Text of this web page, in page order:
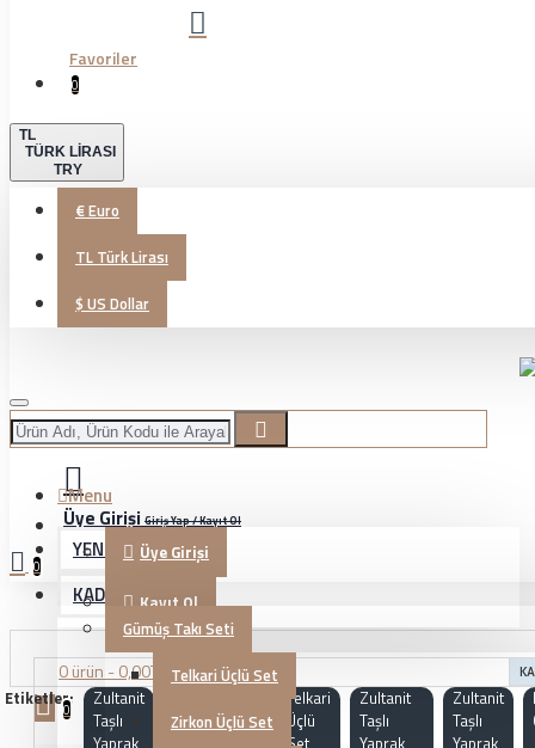
Favoriler
0
TL
TÜRK LIRASI
TRY
€Euro
TL Türk Lirası
$ US Dollar
Üye Girişi Giriş Yap / Kayıt Ol
Üye Girişi
Kayıt Ol
0 ürün - 0,00TL
0
Menu
YENİ GELENLER
KADIN TAKI
Gümüş Takı Seti
Telkari Üçlü Set
Zirkon Üçlü Set
0
Etiketler:
Zultanit
Taşlı
Yaprak
Telkari
Üçlü
Set
Zultanit
Taşlı
Yaprak
Zultanit
Taşlı
Yaprak